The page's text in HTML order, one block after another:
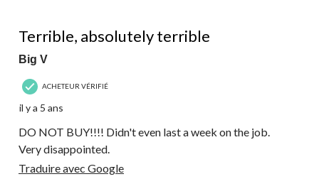
Terrible, absolutely terrible
Big V
ACHETEUR VÉRIFIÉ
il y a 5 ans
DO NOT BUY!!!! Didn't even last a week on the job.
Very disappointed.
Traduire avec Google